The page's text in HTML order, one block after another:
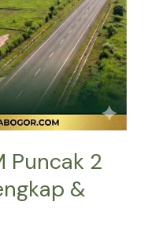
Puncak 2
&